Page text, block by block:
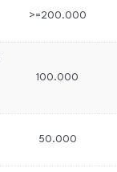
>=200.000
100.000
50.000